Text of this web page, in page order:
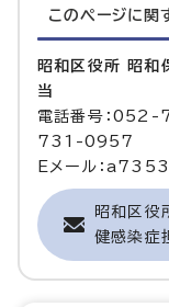
このページに関
昭和区役所 昭和
当
電話番号：
731-0957
Eメール：
昭和区役
健感染症